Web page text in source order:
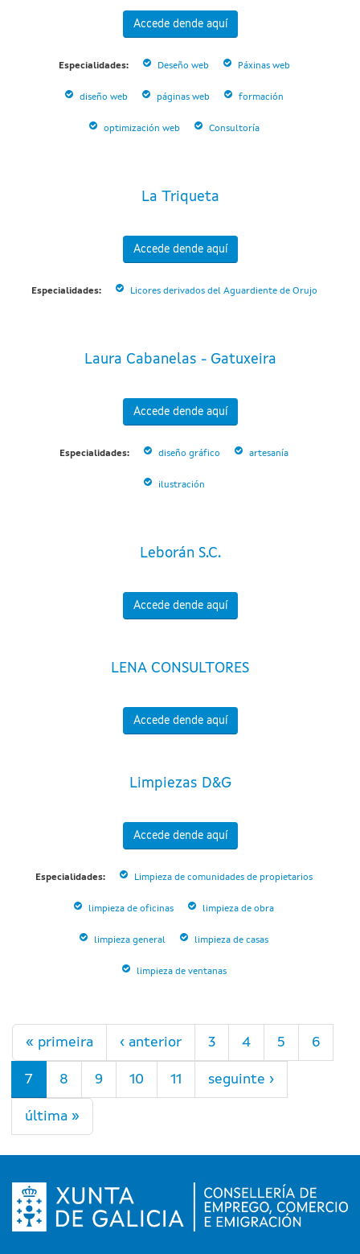
Accede dende aquí
Especialidades: Deseño web Páxinas web
diseño web páginas web formación
optimización web Consultoría
La Triqueta
Accede dende aquí
Especialidades: Licores derivados del Aguardiente de Orujo
Laura Cabanelas - Gatuxeira
Accede dende aquí
Especialidades: diseño gráfico artesanía
ilustración
Leborán S.C.
Accede dende aquí
LENA CONSULTORES
Accede dende aquí
Limpiezas D&G
Accede dende aquí
Especialidades: Limpieza de comunidades de propietarios
limpieza de oficinas limpieza de obra
limpieza general limpieza de casas
limpieza de ventanas
Páxinas
« primeira ‹ anterior 3 4 5 6
7 8 9 10 11 seguinte ›
última »